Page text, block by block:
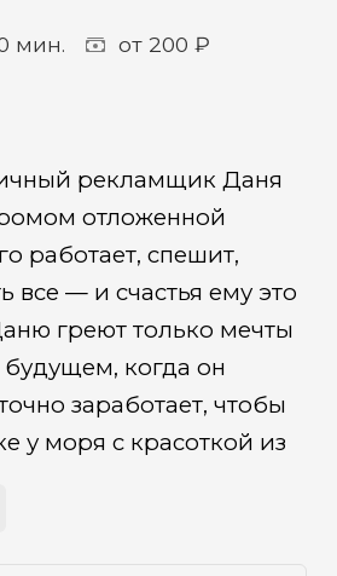
мин. от 200 ₽
рекламщик Даня
отложенной
работает, спешит,
все — и счастья ему это
греют только мечты
когда он
заработает, чтобы
у моря с красоткой из
в прихожей